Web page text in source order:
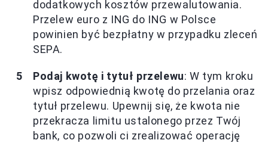
dodatkowych kosztów przewalutowania.
Przelew euro z ING do ING w Polsce
powinien być bezpłatny w przypadku zleceń
SEPA.
Podaj kwotę i tytuł przelewu: W tym kroku
wpisz odpowiednią kwotę do przelania oraz
tytuł przelewu. Upewnij się, że kwota nie
przekracza limitu ustalonego przez Twój
bank, co pozwoli ci zrealizować operację